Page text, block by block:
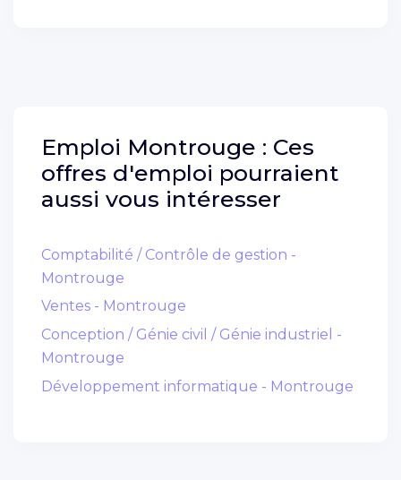
Emploi Montrouge : Ces
offres d'emploi pourraient
aussi vous intéresser
Comptabilité / Contrôle de gestion -
Montrouge
Ventes - Montrouge
Conception / Génie civil / Génie industriel -
Montrouge
Développement informatique - Montrouge